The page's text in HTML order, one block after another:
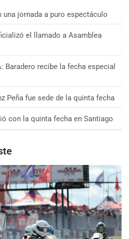
una jornada a puro espectáculo
el llamado a Asamblea
Baradero recibe la fecha especial
Peña fue sede de la quinta fecha
con la quinta fecha en Santiago